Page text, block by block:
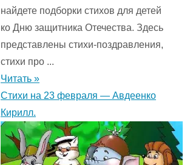
найдете подборки стихов для детей
ко Дню защитника Отечества. Здесь
представлены стихи-поздравления,
стихи про ...
Читать »
Стихи на 23 февраля — Авдеенко
Кирилл.